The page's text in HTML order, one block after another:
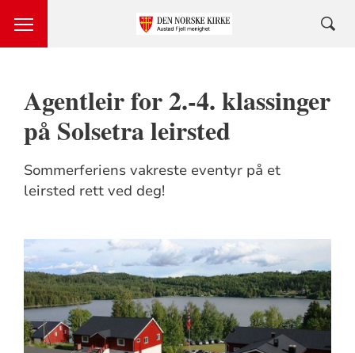
Agentleir for 2.-4. klassinger
på Solsetra leirsted
Sommerferiens vakreste eventyr på et
leirsted rett ved deg!